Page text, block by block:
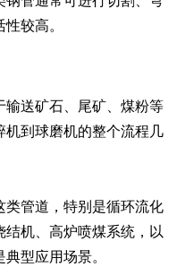
较高。
输送矿石、尾矿、煤粉等
机到球磨机的整个流程几
类管道，特别是循环流化
结机、高炉喷煤系统，以
型应用场景。